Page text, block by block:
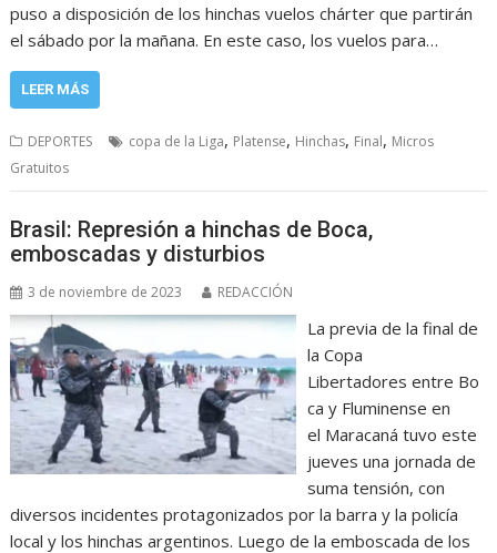
puso a disposición de los hinchas vuelos chárter que partirán
el sábado por la mañana. En este caso, los vuelos para…
LEER MÁS
DEPORTES copa de la Liga, Platense, Hinchas, Final, Micros
Gratuitos
Brasil: Represión a hinchas de Boca,
emboscadas y disturbios
3 de noviembre de 2023 REDACCIÓN
La previa de la final de
la Copa
Libertadores entre Bo
ca y Fluminense en
el Maracaná tuvo este
jueves una jornada de
suma tensión, con
diversos incidentes protagonizados por la barra y la policía
local y los hinchas argentinos. Luego de la emboscada de los